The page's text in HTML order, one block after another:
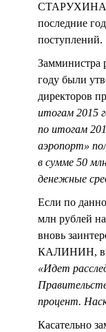
СТАРУХИНА.
последние
поступлений.
Замминистра
году были
директоров
итогам 2015
по итогам
аэропорт»
в сумме 50
денежные
Если по
млн рублей
вновь
КАЛИНИН,
«Идет
процент.
Касательно